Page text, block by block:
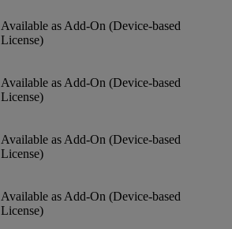
Available as Add-On (Device-based
License)
Available as Add-On (Device-based
License)
Available as Add-On (Device-based
License)
Available as Add-On (Device-based
License)